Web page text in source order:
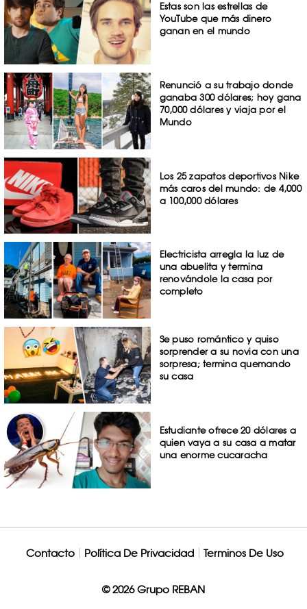
Estas son las estrellas de
YouTube que más dinero
ganan en el mundo
Renunció a su trabajo donde
ganaba 300 dólares; hoy gana
70,000 dólares y viaja por el
Mundo
Los 25 zapatos deportivos Nike
más caros del mundo: de 4,000
a 100,000 dólares
Electricista arregla la luz de
una abuelita y termina
renovándole la casa por
completo
Se puso romántico y quiso
sorprender a su novia con una
sorpresa; termina quemando
su casa
Estudiante ofrece 20 dólares a
quien vaya a su casa a matar
una enorme cucaracha
Contacto Política De Privacidad Terminos De Uso
© 2026 Grupo REBAN